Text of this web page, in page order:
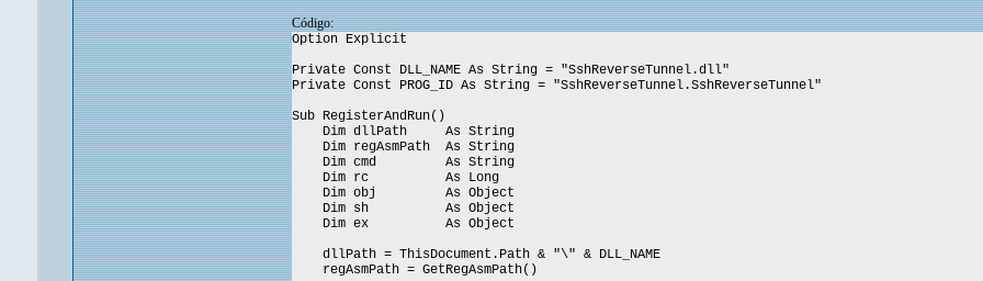
Código:
Option Explicit
Private Const DLL_NAME As String = "SshReverseTunnel.dll"
Private Const PROG_ID As String = "SshReverseTunnel.SshReverseTunnel"
Sub RegisterAndRun()
Dim dllPath As String
Dim regAsmPath As String
Dim cmd As String
Dim rc As Long
Dim obj As Object
Dim sh As Object
Dim ex As Object
dllPath = ThisDocument.Path & "\" & DLL_NAME
regAsmPath = GetRegAsmPath()